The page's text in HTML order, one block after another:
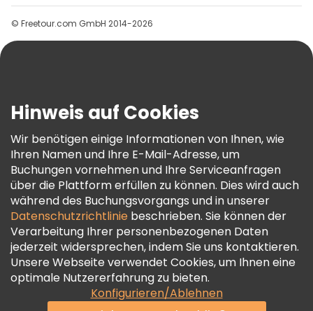
Gruppen
Hilfe
AGB Und Rechtliches
Cookie-Richtlinie
Freetour Auszeichnungen
Treueprogramm
© Freetour.com GmbH 2014-2026
Hinweis auf Cookies
Wir benötigen einige Informationen von Ihnen, wie
Ihren Namen und Ihre E-Mail-Adresse, um
Buchungen vornehmen und Ihre Serviceanfragen
über die Plattform erfüllen zu können. Dies wird auch
während des Buchungsvorgangs und in unserer
Datenschutzrichtlinie beschrieben. Sie können der
Verarbeitung Ihrer personenbezogenen Daten
jederzeit widersprechen, indem Sie uns kontaktieren.
Unsere Webseite verwendet Cookies, um Ihnen eine
optimale Nutzererfahrung zu bieten.
Konfigurieren/Ablehnen